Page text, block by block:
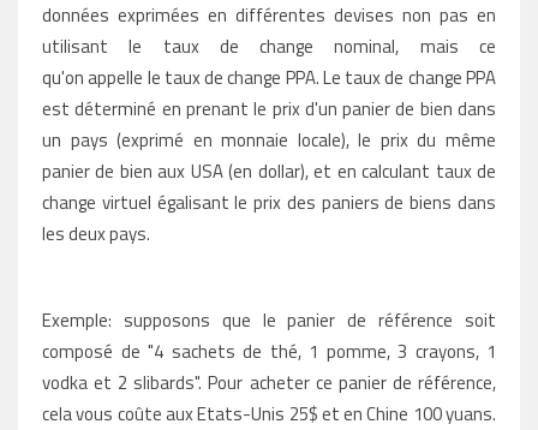
données exprimées en différentes devises non pas en
utilisant le taux de change nominal, mais ce
qu'on appelle le taux de change PPA. Le taux de change PPA
est déterminé en prenant le prix d'un panier de bien dans
un pays (exprimé en monnaie locale), le prix du même
panier de bien aux USA (en dollar), et en calculant taux de
change virtuel égalisant le prix des paniers de biens dans
les deux pays.
Exemple: supposons que le panier de référence soit
composé de "4 sachets de thé, 1 pomme, 3 crayons, 1
vodka et 2 slibards". Pour acheter ce panier de référence,
cela vous coûte aux Etats-Unis 25$ et en Chine 100 yuans.